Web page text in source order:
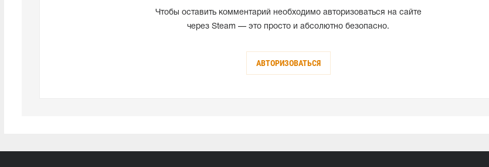
Чтобы оставить комментарий необходимо авторизоваться на сайте
через Steam — это просто и абсолютно безопасно.
АВТОРИЗОВАТЬСЯ